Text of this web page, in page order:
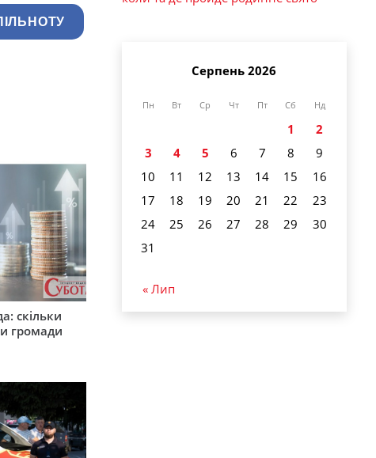
скільки
громади
Серпень 2026
Пн Вт Ср Чт Пт Сб Нд
1
2
3
4 5 6 7 8
9
10
11 12 13 14 15
16
17
18 19 20 21 22
23
24
25 26 27 28 29
30
31
« Лип